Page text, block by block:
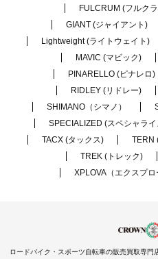
FULCRUM (フルク
GIANT (ジャイアント)
Lightweight (ライトウェイト)
MAVIC (マビック)
PINARELLO (ピナレロ)
RIDLEY (リドレー)
SHIMANO（シマノ）
SPECIALIZED (スペシャラ
TACX (タックス)
TERN
TREK (トレック)
XPLOVA（エクスプロ
ロードバイク・スポーツ自転車の販売買取専